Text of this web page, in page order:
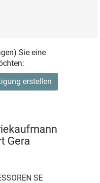
Sie eine
erstellen
Gera
SE